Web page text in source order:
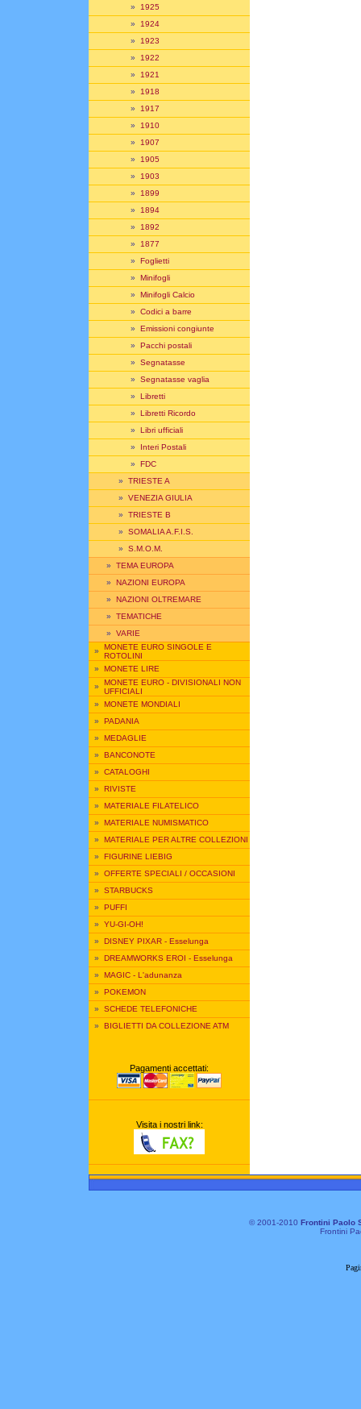
» 1925
» 1924
» 1923
» 1922
» 1921
» 1918
» 1917
» 1910
» 1907
» 1905
» 1903
» 1899
» 1894
» 1892
» 1877
» Foglietti
» Minifogli
» Minifogli Calcio
» Codici a barre
» Emissioni congiunte
» Pacchi postali
» Segnatasse
» Segnatasse vaglia
» Libretti
» Libretti Ricordo
» Libri ufficiali
» Interi Postali
» FDC
» TRIESTE A
» VENEZIA GIULIA
» TRIESTE B
» SOMALIA A.F.I.S.
» S.M.O.M.
» TEMA EUROPA
» NAZIONI EUROPA
» NAZIONI OLTREMARE
» TEMATICHE
» VARIE
» MONETE EURO SINGOLE E
ROTOLINI
» MONETE LIRE
» MONETE EURO - DIVISIONALI NON
UFFICIALI
» MONETE MONDIALI
» PADANIA
» MEDAGLIE
» BANCONOTE
» CATALOGHI
» RIVISTE
» MATERIALE FILATELICO
» MATERIALE NUMISMATICO
» MATERIALE PER ALTRE COLLEZIONI
» FIGURINE LIEBIG
» OFFERTE SPECIALI / OCCASIONI
» STARBUCKS
» PUFFI
» YU-GI-OH!
» DISNEY PIXAR - Esselunga
» DREAMWORKS EROI - Esselunga
» MAGIC - L'adunanza
» POKEMON
» SCHEDE TELEFONICHE
» BIGLIETTI DA COLLEZIONE ATM
Pagamenti accettati:
Visita i nostri link:
© 2001-2010 Frontini Paolo
Frontini